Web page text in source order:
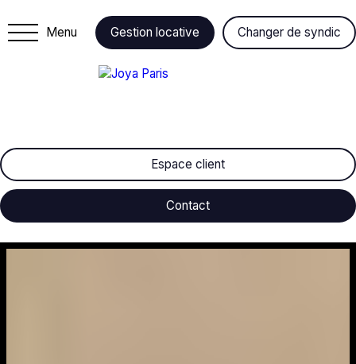
Menu Gestion locative Changer de syndic
Espace client
Contact